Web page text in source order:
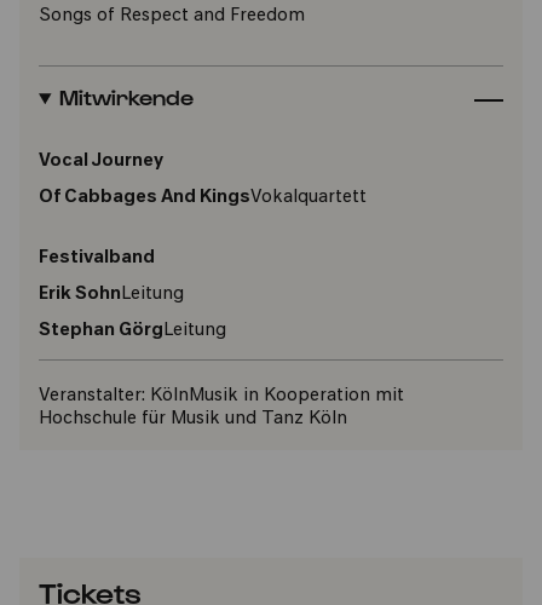
Songs of Respect and Freedom
Mitwirkende
Vocal Journey
Of Cabbages And KingsVokalquartett
Festivalband
Erik SohnLeitung
Stephan GörgLeitung
Veranstalter: KölnMusik in Kooperation mit
Hochschule für Musik und Tanz Köln
Tickets